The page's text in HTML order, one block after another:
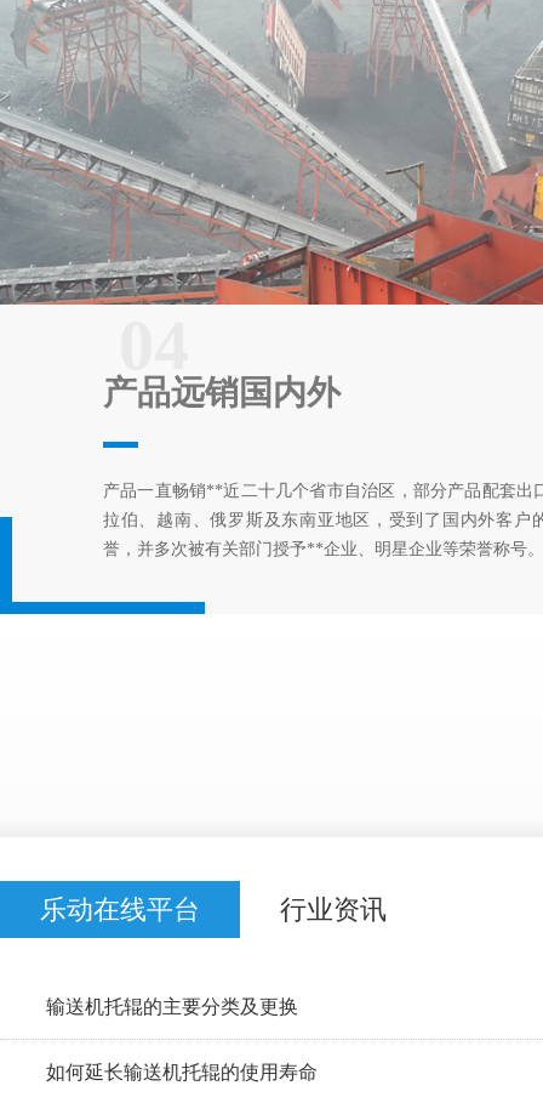
产品远销国内外
产品一直畅销**近二十几个省市自治区，部分产品配套出
拉伯、越南、俄罗斯及东南亚地区，受到了国内外客户
誉，并多次被有关部门授予**企业、明星企业等荣誉称号。
乐动在线平台 行业资讯
输送机托辊的主要分类及更换
如何延长输送机托辊的使用寿命